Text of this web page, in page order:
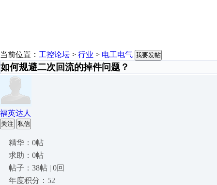
当前位置： 工控论坛 > 行业 > 电工电气 我要发帖
如何规避二次回流的掉件问题？
福英达人
关注 私信
精华：0帖
求助：0帖
帖子：38帖 | 0回
年度积分：52